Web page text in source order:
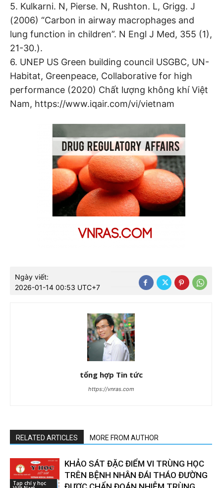
5. Kulkarni. N, Pierse. N, Rushton. L, Grigg. J
(2006) “Carbon in airway macrophages and
lung function in children”. N Engl J Med, 355 (1),
21-30.).
6. UNEP US Green building council USGBC, UN-
Habitat, Greenpeace, Collaborative for high
performance (2020) Chất lượng không khí Việt
Nam, https://www.iqair.com/vi/vietnam
Ngày viết:
2026-01-14 00:53 UTC+7
tổng hợp Tin tức
https://vnras.com
RELATED ARTICLES MORE FROM AUTHOR
Tạp chí y học
KHẢO SÁT ĐẶC ĐIỂM VI TRÙNG HỌC
TRÊN BỆNH NHÂN ĐÁI THÁO ĐƯỜNG